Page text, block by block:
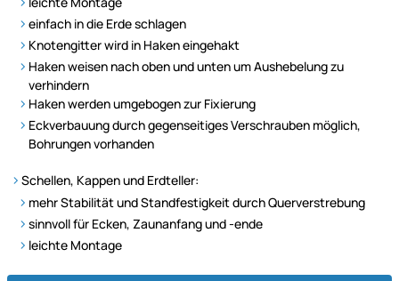
einfach in die Erde schlagen
Knotengitter wird in Haken eingehakt
Haken weisen nach oben und unten um Aushebelung zu
verhindern
Haken werden umgebogen zur Fixierung
Eckverbauung durch gegenseitiges Verschrauben möglich,
Bohrungen vorhanden
Schellen, Kappen und Erdteller:
mehr Stabilität und Standfestigkeit durch Querverstrebung
sinnvoll für Ecken, Zaunanfang und -ende
leichte Montage